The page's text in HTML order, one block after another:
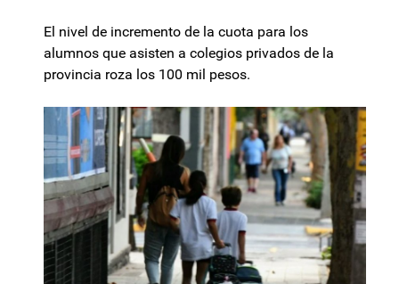
El nivel de incremento de la cuota para los
alumnos que asisten a colegios privados de la
provincia roza los 100 mil pesos.